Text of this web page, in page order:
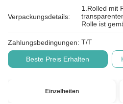
Verpackungsdetails:
1.Rolled mit
Rolle ist
Zahlungsbedingungen: T/T
Beste Preis Erhalten
Einzelheiten